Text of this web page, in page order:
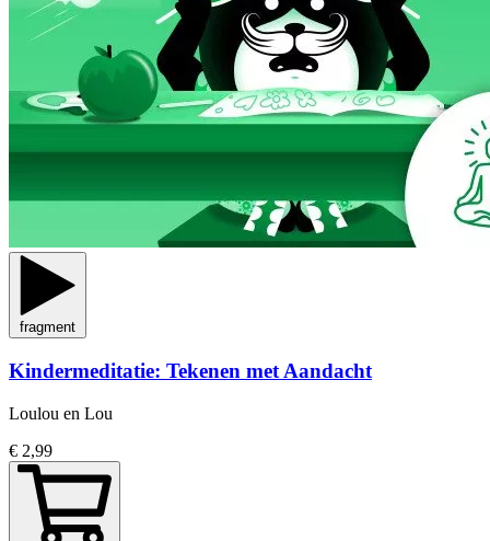
fragment
Kindermeditatie: Tekenen met Aandacht
Loulou en Lou
€ 2,99